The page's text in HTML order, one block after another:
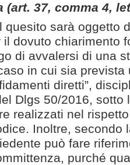
(art. 37, comma 4,
quesito sarà oggetto
il dovuto chiarimento
di avvalersi di una
in cui sia prevista
diretti”,
Dlgs 50/2016, sotto
realizzati nel
Inoltre, secondo
può fare
purché